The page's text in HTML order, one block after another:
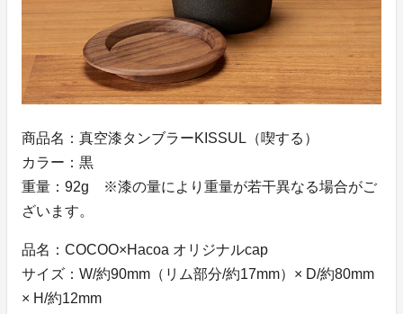
商品名：真空漆タンブラーKISSUL（喫する）
カラー：黒
重量：92g ※漆の量により重量が若干異なる場合がご
ざいます。
品名：COCOO×Hacoa オリジナルcap
サイズ：W/約90mm（リム部分/約17mm）× D/約80mm
× H/約12mm